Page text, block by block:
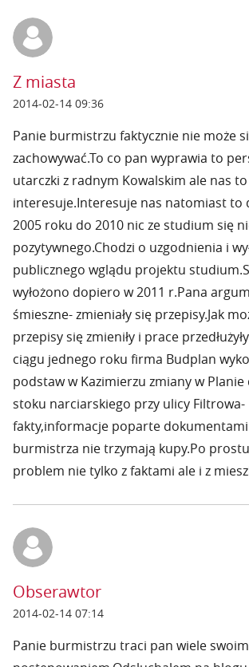
Z miasta
2014-02-14 09:36
Panie burmistrzu faktycznie nie może
zachowywać.To co pan wyprawia to
utarczki z radnym Kowalskim ale nas
interesuje.Interesuje nas natomiast to
2005 roku do 2010 nic ze studium się
pozytywnego.Chodzi o uzgodnienia i
publicznego wglądu projektu
wyłożono dopiero w 2011 r.Pana
śmieszne- zmieniały się przepisy.Jak
przepisy się zmieniły i prace
ciągu jednego roku firma Budplan
podstaw w Kazimierzu zmiany w
stoku narciarskiego przy ulicy Filtrowa-
fakty,informacje poparte
burmistrza nie trzymają kupy.Po
problem nie tylko z faktami ale i z
Obserawtor
2014-02-14 07:14
Panie burmistrzu traci pan wiele swoim